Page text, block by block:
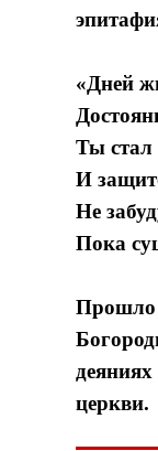
«Дней
Ты
И
Не
Пока
Прошло
церкви.